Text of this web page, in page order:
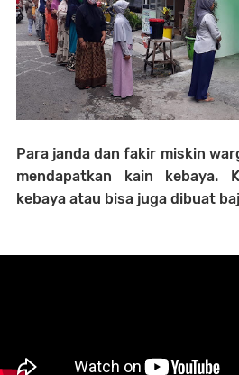
Para janda dan fakir miskin
mendapatkan kain kebaya.
kebaya atau bisa juga dibuat